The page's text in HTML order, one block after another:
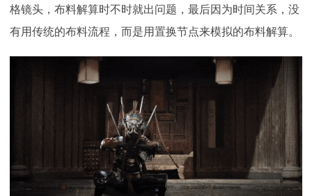
格镜头，布料解算时不时就出问题，最后因为时间关系，没
有用传统的布料流程，而是用置换节点来模拟的布料解算。